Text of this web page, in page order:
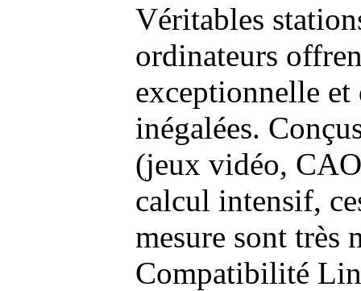
Véritables
ordinateurs
exceptionnelle et
inégalées.
(jeux vidéo,
calcul intensif,
mesure sont très
Compatibilité